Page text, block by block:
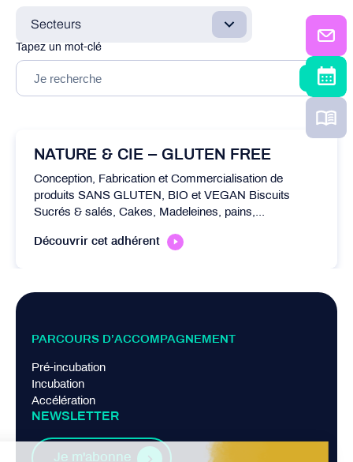
Secteurs
Tapez un mot-clé
NATURE & CIE – GLUTEN FREE
Conception, Fabrication et Commercialisation de
produits SANS GLUTEN, BIO et VEGAN Biscuits
Sucrés & salés, Cakes, Madeleines, pains,...
Découvrir cet adhérent
PARCOURS D’ACCOMPAGNEMENT
Pré-incubation
Incubation
Accélération
NEWSLETTER
Je m'abonne